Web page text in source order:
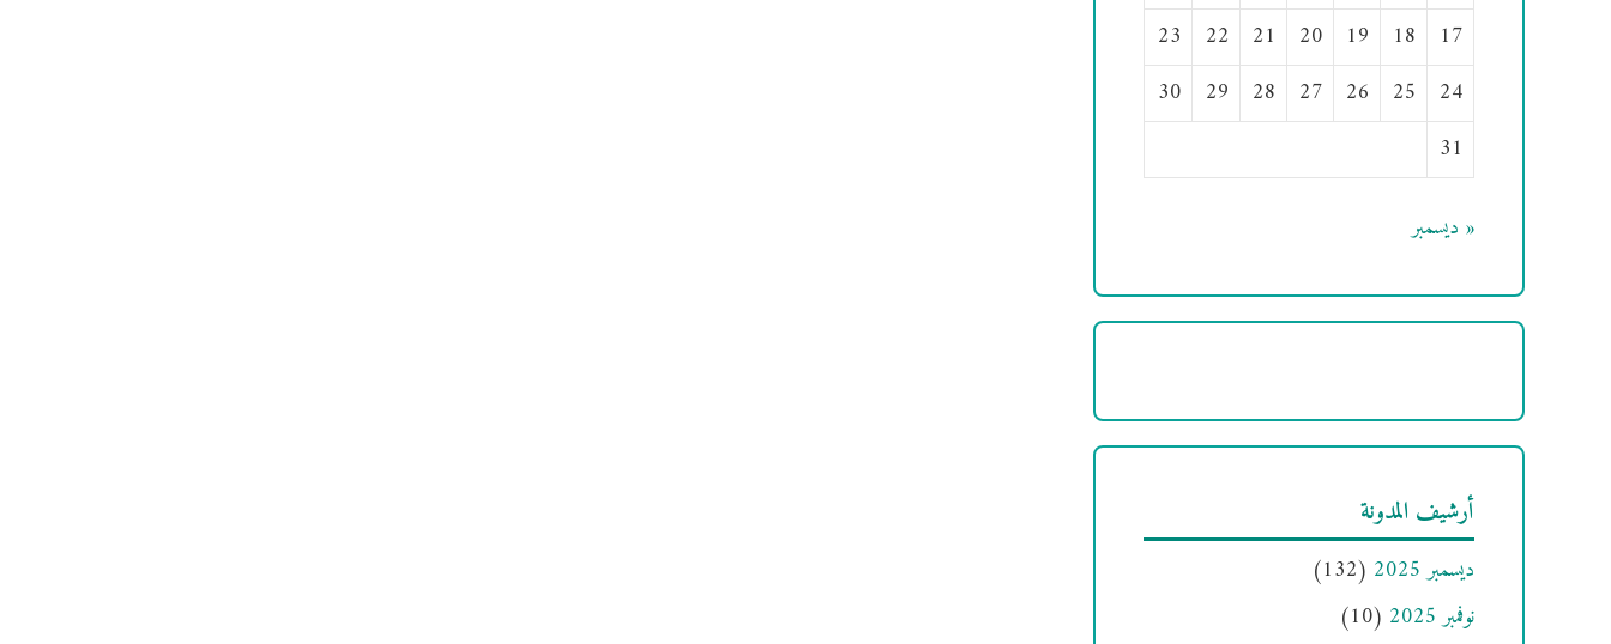
17
18
19
20
21
22
23
24
25
26
27
28
29
30
31
« ديسمبر
أرشيف المدونة
ديسمبر 2025
(132)
نوفمبر 2025
(10)